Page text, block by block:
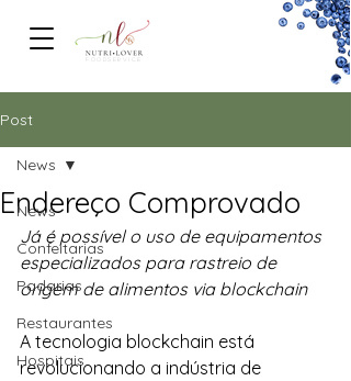
Post
News
Confeitarias
Padarias
Restaurantes
Hospitais
News
Endereço Comprovado
Já é possível o uso de equipamentos
especializados para rastreio de
origem de alimentos via blockchain
A tecnologia blockchain está
revolucionando a indústria de